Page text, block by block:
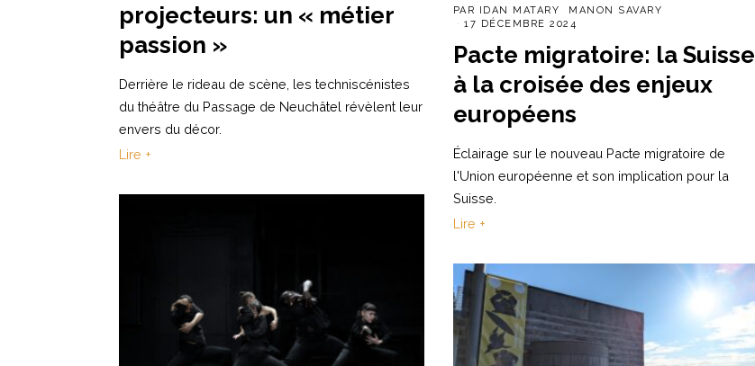
PAR IDAN MATARY
MANON SAVARY
17 DÉCEMBRE 2024
Pacte migratoire: la Suisse
à la croisée des enjeux
européens
Éclairage sur le nouveau Pacte migratoire de
l'Union européenne et son implication pour la
Suisse.
Lire +
projecteurs: un « métier
passion »
Derrière le rideau de scène, les techniscénistes
du théâtre du Passage de Neuchâtel révèlent leur
envers du décor.
Lire +